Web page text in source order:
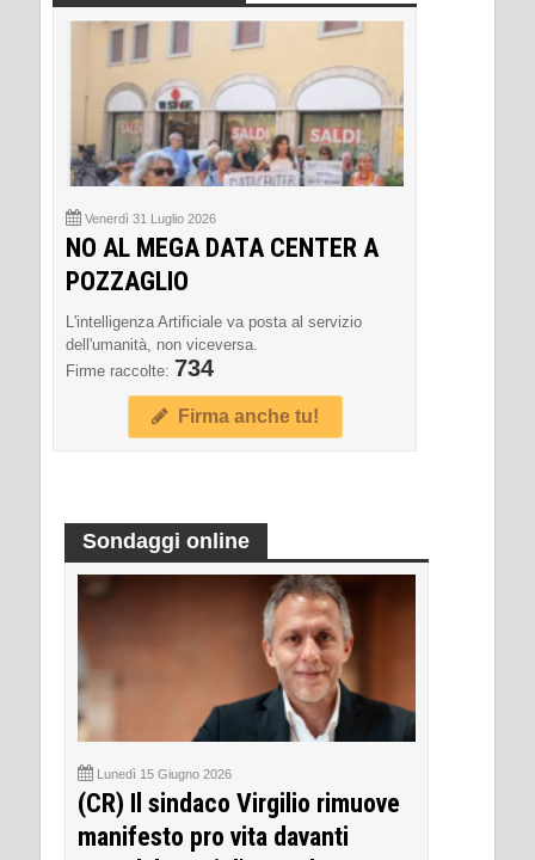
Venerdì 31 Luglio 2026
NO AL MEGA DATA CENTER A
POZZAGLIO
L'intelligenza Artificiale va posta al servizio
dell'umanità, non viceversa.
Firme raccolte: 734
Firma anche tu!
Sondaggi online
Lunedì 15 Giugno 2026
(CR) Il sindaco Virgilio rimuove
manifesto pro vita davanti